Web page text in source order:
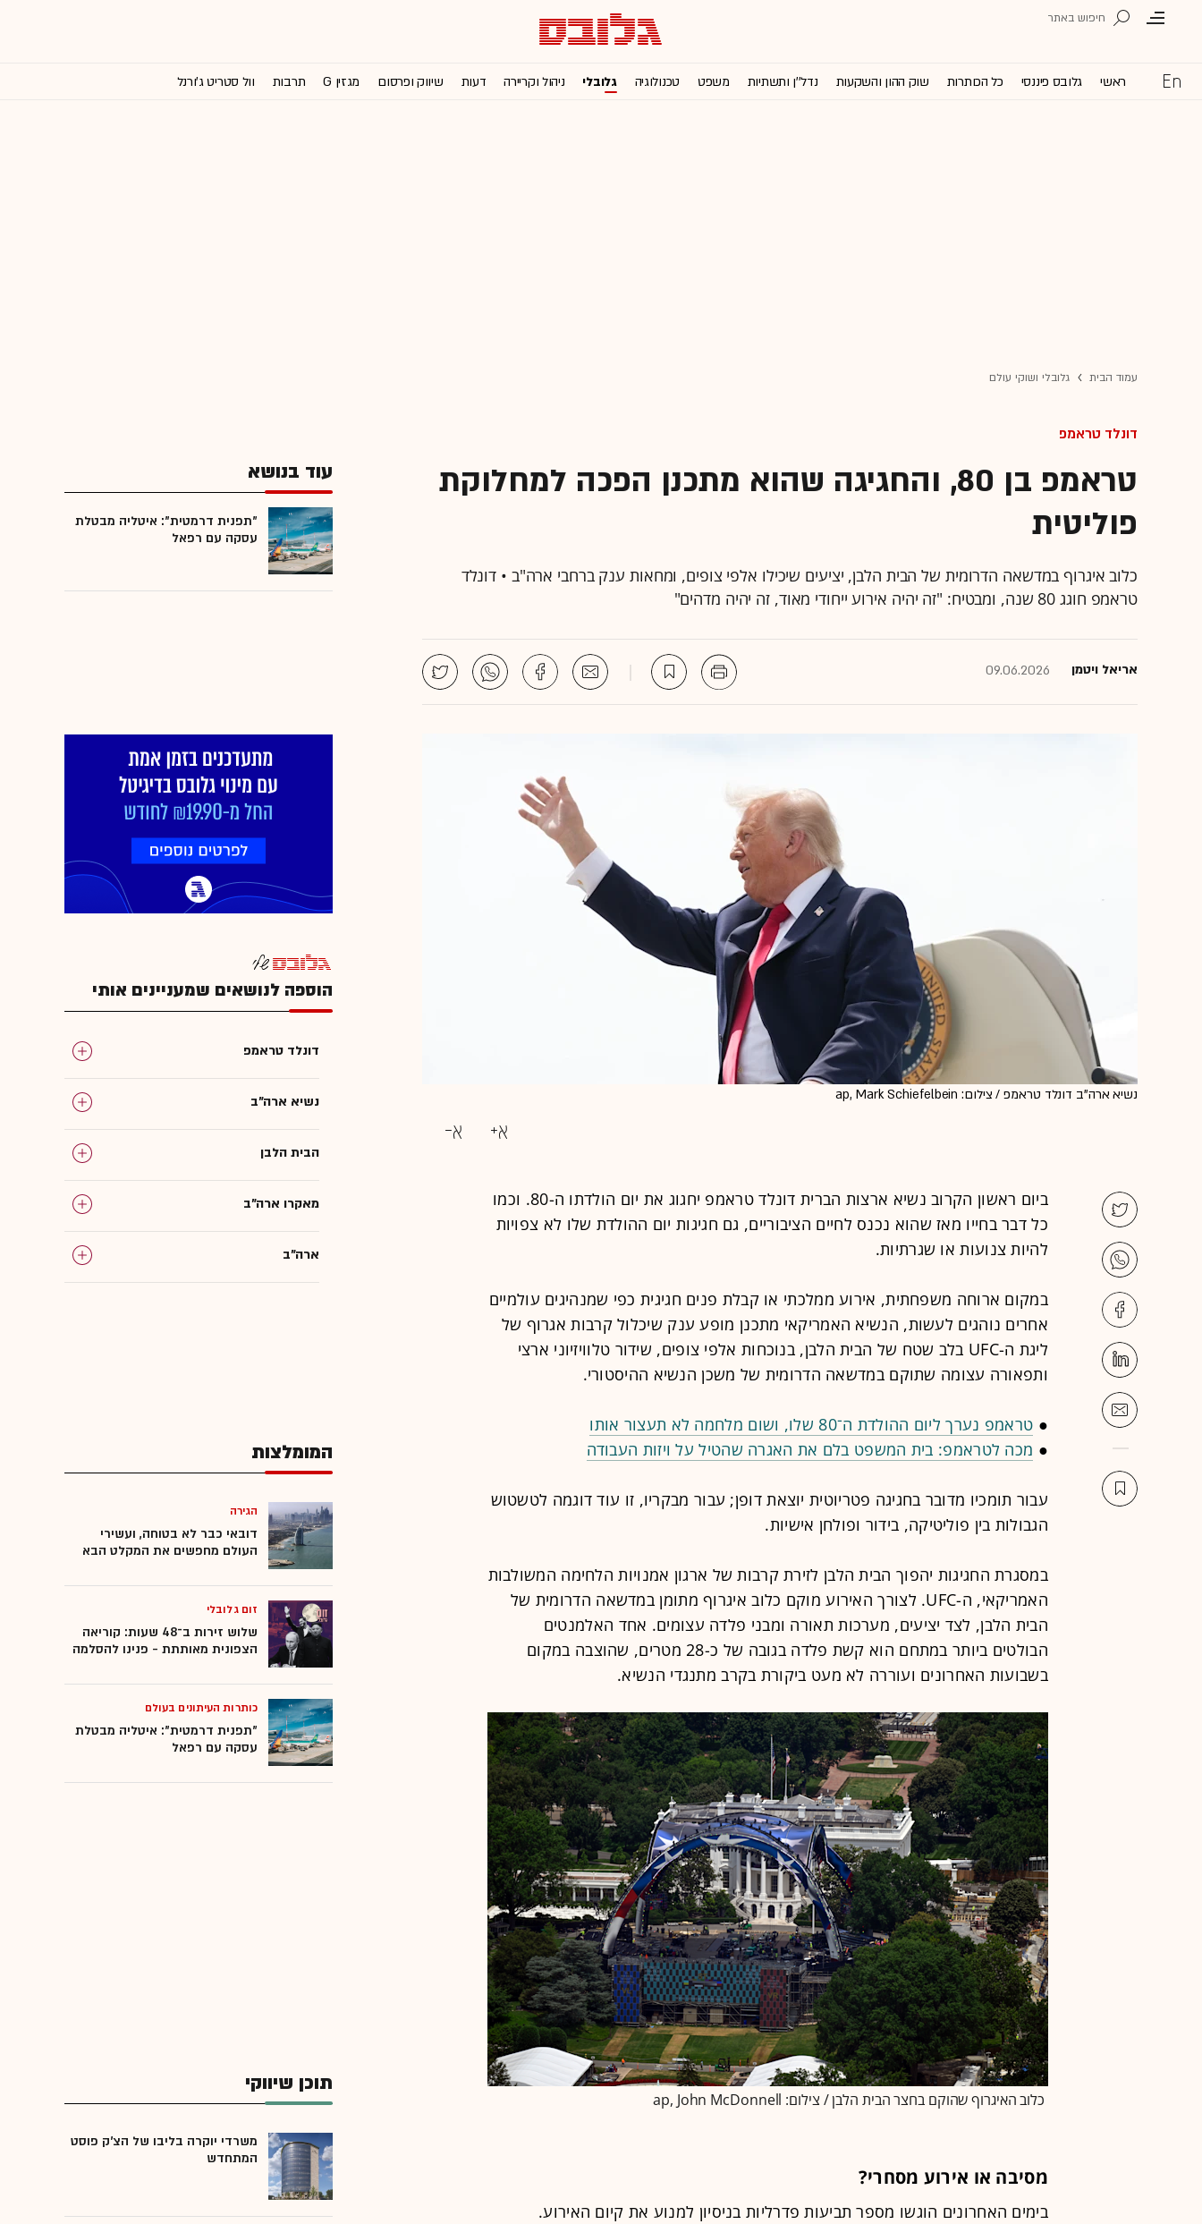
ראשי גלובס פיננסי כל הכותרות שוק ההון והשקעות נדל''ן ותשתיות משפט טכנולוגיה גלובלי ניהול וקריירה דעות שיווק ופרסום מגזין G תרבות וול סטריט ג'ורנל
עמוד הבית גלובלי ושוקי עולם
דונלד טראמפ
טראמפ בן 80, והחגיגה שהוא מתכנן הפכה למחלוקת
פוליטית
כלוב איגרוף במדשאה הדרומית של הבית הלבן, יציעים שיכילו אלפי צופים, ומחאות ענק ברחבי ארה"ב • דונלד
טראמפ חוגג 80 שנה, ומבטיח: "זה יהיה אירוע ייחודי מאוד, זה יהיה מדהים"
אריאל ויטמן 09.06.2026
נשיא ארה''ב דונלד טראמפ / צילום: ap, Mark Schiefelbein
ביום ראשון הקרוב נשיא ארצות הברית דונלד טראמפ יחגוג את יום הולדתו ה-80. וכמו
כל דבר בחייו מאז שהוא נכנס לחיים הציבוריים, גם חגיגות יום ההולדת שלו לא צפויות
להיות צנועות או שגרתיות.
במקום ארוחה משפחתית, אירוע ממלכתי או קבלת פנים חגיגית כפי שמנהיגים עולמיים
אחרים נוהגים לעשות, הנשיא האמריקאי מתכנן מופע ענק שיכלול קרבות אגרוף של
ליגת ה-UFC בלב שטח של הבית הלבן, בנוכחות אלפי צופים, שידור טלוויזיוני ארצי
ותפאורה עצומה שתוקם במדשאה הדרומית של משכן הנשיא ההיסטורי.
● טראמפ נערך ליום ההולדת ה־80 שלו, ושום מלחמה לא תעצור אותו
● מכה לטראמפ: בית המשפט בלם את האגרה שהטיל על ויזות העבודה
עבור תומכיו מדובר בחגיגה פטריוטית יוצאת דופן; עבור מבקריו, זו עוד דוגמה לטשטוש
הגבולות בין פוליטיקה, בידור ופולחן אישיות.
במסגרת החגיגות יהפוך הבית הלבן לזירת קרבות של ארגון אמנויות הלחימה המשולבות
האמריקאי, ה-UFC. לצורך האירוע מוקם כלוב איגרוף מתומן במדשאה הדרומית של
הבית הלבן, לצד יציעים, מערכות תאורה ומבני פלדה עצומים. אחד האלמנטים
הבולטים ביותר במתחם הוא קשת פלדה בגובה של כ-28 מטרים, שהוצבה במקום
בשבועות האחרונים ועוררה לא מעט ביקורת בקרב מתנגדי הנשיא.
כלוב האיגרוף שהוקם בחצר הבית הלבן / צילום: ap, John McDonnell
מסיבה או אירוע מסחרי?
בימים האחרונים הוגשו מספר תביעות פדרליות בניסיון למנוע את קיום האירוע.
עוד בנושא
"תפנית דרמטית": איטליה מבטלת
עסקה עם רפאל
הוספה לנושאים שמעניינים אותי
דונלד טראמפ
נשיא ארה"ב
הבית הלבן
מאקרו ארה"ב
ארה"ב
המומלצות
הגירה
דובאי כבר לא בטוחה, ועשירי
העולם מחפשים את המקלט הבא
זום גלובלי
שלוש זירות ב־48 שעות: קוריאה
הצפונית מאותתת - פנינו להסלמה
כותרות העיתונים בעולם
"תפנית דרמטית": איטליה מבטלת
עסקה עם רפאל
תוכן שיווקי
משרדי יוקרה בליבו של הצ'ק פוסט
המתחדש